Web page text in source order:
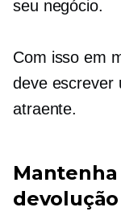
seu negócio.
Com isso em
deve escrever
atraente.